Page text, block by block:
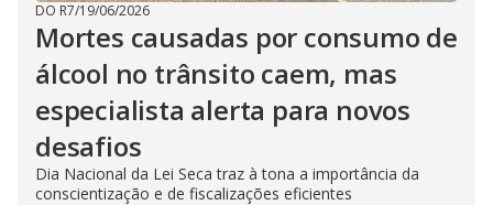
DO R7/19/06/2026
Mortes causadas por consumo de
álcool no trânsito caem, mas
especialista alerta para novos
desafios
Dia Nacional da Lei Seca traz à tona a importância da
conscientização e de fiscalizações eficientes